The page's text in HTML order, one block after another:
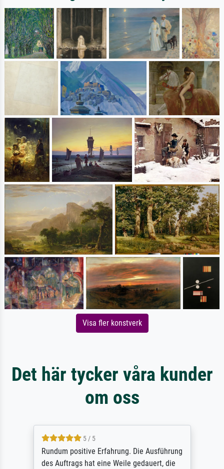
Visa fler konstverk
Det här tycker våra kunder
om oss
5 / 5
Rundum positive Erfahrung. Die Ausführung
des Auftrags hat eine Weile gedauert, die